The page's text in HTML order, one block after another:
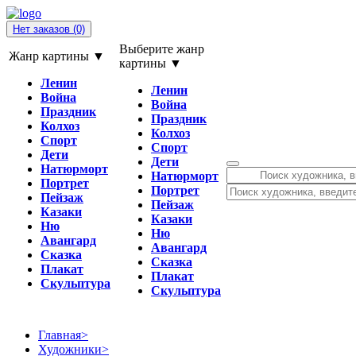
Нет заказов (0)
Жанр картины ▼
Ленин
Война
Праздник
Колхоз
Спорт
Дети
Натюрморт
Портрет
Пейзаж
Казаки
Ню
Авангард
Сказка
Плакат
Скульптура
Выберите жанр
картины ▼
Ленин
Война
Праздник
Колхоз
Спорт
Дети
Натюрморт
Портрет
Пейзаж
Казаки
Ню
Авангард
Сказка
Плакат
Скульптура
Главная>
Художники>